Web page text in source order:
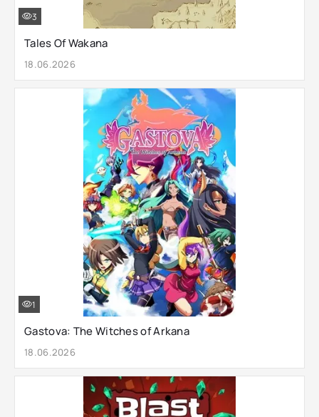
Tales Of Wakana
18.06.2026
3
Gastova: The Witches of Arkana
18.06.2026
1